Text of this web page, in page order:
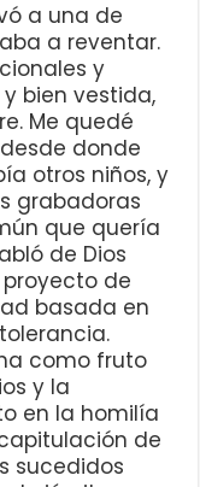
a una de
a reventar.
y
bien vestida,
Me quedé
donde
otros niños, y
grabadoras
que quería
de Dios
de
basada en
como fruto
y la
en la homilía
de
sucedidos